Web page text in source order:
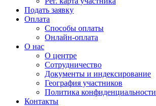
Подать заявку
Оплата
Способы оплаты
Онлайн-оплата
О нас
О центре
Сотрудничество
Документы и индексирование
География участников
Политика конфиденциальности
Контакты